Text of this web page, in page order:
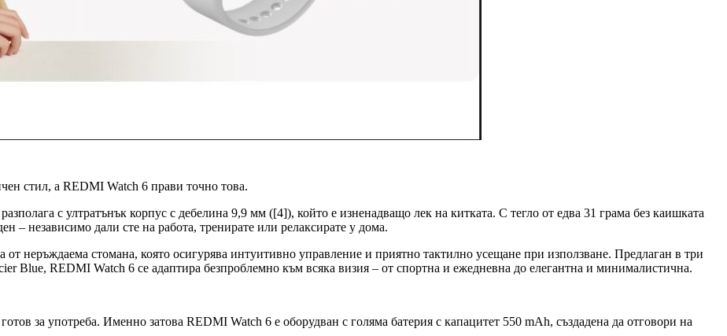
стил, а REDMI Watch 6 прави точно това.
с ултратънък корпус с дебелина 9,9 мм ([4]), който е изненадващо лек на китката. С тегло от едва 31 грама без каишката
– независимо дали сте на работа, тренирате или релаксирате у дома.
неръждаема стомана, която осигурява интуитивно управление и приятно тактилно усещане при използване. Предлаган в три
Blue, REDMI Watch 6 се адаптира безпроблемно към всяка визия – от спортна и ежедневна до елегантна и минималистична.
за употреба. Именно затова REDMI Watch 6 е оборудван с голяма батерия с капацитет 550 mAh, създадена да отговори на